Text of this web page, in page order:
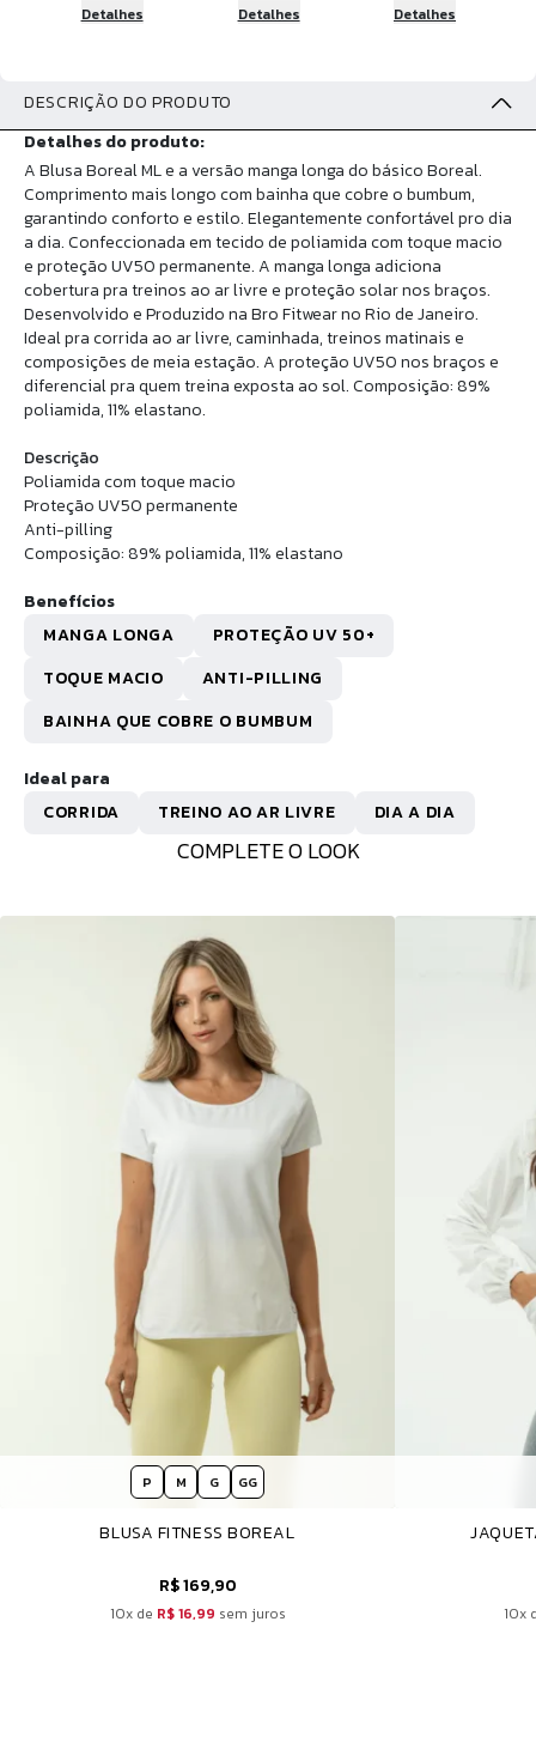
Detalhes
Detalhes
Detalhes
COMPLETE O LOOK
P M G GG
BLUSA FITNESS BOREAL
R$ 169,90
10x de R$ 16,99 sem juros 10x
DESCRIÇÃO DO PRODUTO
Detalhes do produto:
A Blusa Boreal ML e a versão manga longa do básico Boreal.
Comprimento mais longo com bainha que cobre o bumbum,
garantindo conforto e estilo. Elegantemente confortável pro dia
a dia. Confeccionada em tecido de poliamida com toque macio
e proteção UV50 permanente. A manga longa adiciona
cobertura pra treinos ao ar livre e proteção solar nos braços.
Desenvolvido e Produzido na Bro Fitwear no Rio de Janeiro.
Ideal pra corrida ao ar livre, caminhada, treinos matinais e
composições de meia estação. A proteção UV50 nos braços e
diferencial pra quem treina exposta ao sol. Composição: 89%
poliamida, 11% elastano.
Descrição
Poliamida com toque macio
Proteção UV50 permanente
Anti-pilling
Composição: 89% poliamida, 11% elastano
Benefícios
MANGA LONGA
PROTEÇÃO UV 50+
TOQUE MACIO
ANTI-PILLING
BAINHA QUE COBRE O BUMBUM
Ideal para
CORRIDA
TREINO AO AR LIVRE DIA A DIA